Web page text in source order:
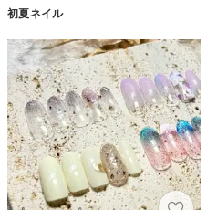
初夏ネイル